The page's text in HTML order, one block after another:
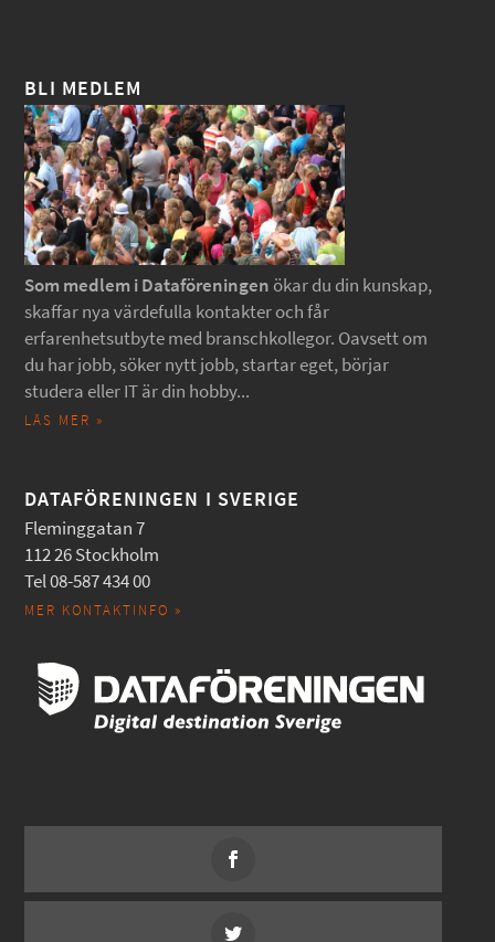
BLI MEDLEM
Som medlem i Dataföreningen ökar du din kunskap,
skaffar nya värdefulla kontakter och får
erfarenhetsutbyte med branschkollegor. Oavsett om
du har jobb, söker nytt jobb, startar eget, börjar
studera eller IT är din hobby...
LÄS MER »
DATAFÖRENINGEN I SVERIGE
Fleminggatan 7
112 26 Stockholm
Tel 08-587 434 00
MER KONTAKTINFO »